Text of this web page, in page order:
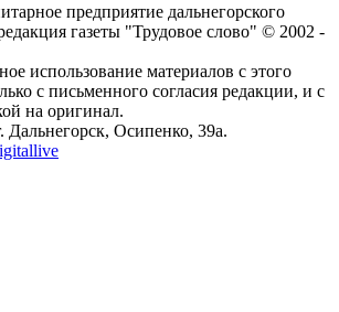
предприятие дальнегорского
газеты "Трудовое слово" © 2002 -
использование материалов с этого
с письменного согласия редакции, и с
на оригинал.
Осипенко, 39а.